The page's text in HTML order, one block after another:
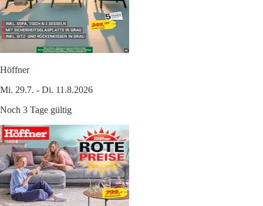
Höffner
Mi. 29.7. - Di. 11.8.2026
Noch 3 Tage gültig